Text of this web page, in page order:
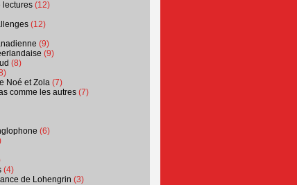
lectures (12)
(12)
(9)
(9)
(8)
Noé et Zola (7)
comme les autres (7)
(6)
(4)
de Lohengrin (3)